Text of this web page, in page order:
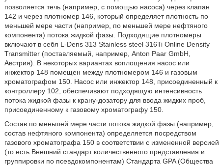
позволяется течь (например, с помощью насоса) через клапан
142 и через плотномер 146, который определяет плотность по
меньшей мере части (например, по меньшей мере нефтяного
компонента) потока жидкой фазы. Подходящие плотномеры
включают в себя L-Dens 313 Stainless steel 316Ti Online Density
Transmitter (поставляемый, например, Anton Paar GmbH,
Австрия). В некоторых вариантах воплощения насос или
инжектор 148 помещен между плотномером 146 и газовым
хроматографом 150. Насос или инжектор 148, присоединенный к
контроллеру 102, обеспечивают подходящую интенсивность
потока жидкой фазы к крану-дозатору для ввода жидких проб,
присоединенному к газовому хроматографу 150.
Состав по меньшей мере части потока жидкой фазы (например,
состав нефтяного компонента) определяется посредством
газового хроматографа 150 в соответствии с измененной версией
(то есть Внешний стандарт количественного представления и
группировки по псевдокомпонентам) Стандарта GPA (Общества